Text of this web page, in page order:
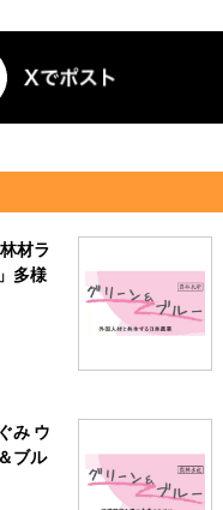
材ラ
多様
み ウ
ブル